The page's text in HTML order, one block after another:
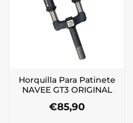
Horquilla Para Patinete
NAVEE GT3 ORIGINAL
€85,90